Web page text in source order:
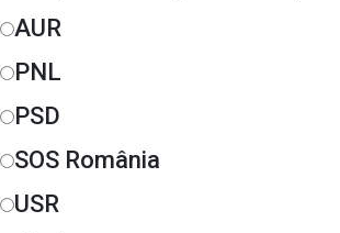
AUR
PNL
PSD
SOS România
USR